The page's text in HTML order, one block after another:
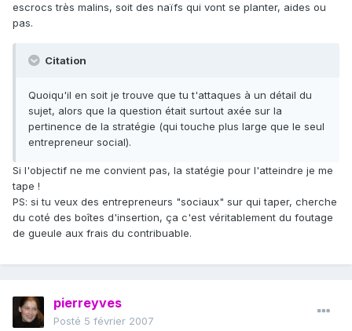
escrocs très malins, soit des naïfs qui vont se planter, aides ou
pas.
Citation
Quoiqu'il en soit je trouve que tu t'attaques à un détail du
sujet, alors que la question était surtout axée sur la
pertinence de la stratégie (qui touche plus large que le seul
entrepreneur social).
Si l'objectif ne me convient pas, la statégie pour l'atteindre je me
tape !
PS: si tu veux des entrepreneurs "sociaux" sur qui taper, cherche
du coté des boîtes d'insertion, ça c'est véritablement du foutage
de gueule aux frais du contribuable.
pierreyves
Posté 5 février 2007